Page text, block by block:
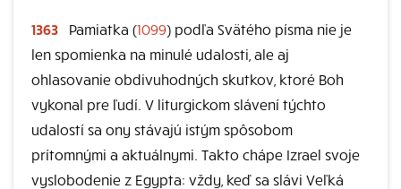
1363 Pamiatka (1099) podľa Svätého písma nie je
len spomienka na minulé udalosti, ale aj
ohlasovanie obdivuhodných skutkov, ktoré Boh
vykonal pre ľudí. V liturgickom slávení týchto
udalostí sa ony stávajú istým spôsobom
prítomnými a aktuálnymi. Takto chápe Izrael svoje
vyslobodenie z Egypta: vždy, keď sa slávi Veľká